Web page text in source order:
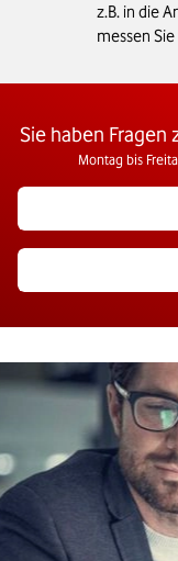
z.B. in die
messen
Sie haben Fragen
Montag bis